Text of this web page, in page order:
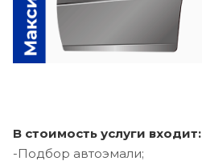
В стоимость услуги входит:
-Подбор автоэмали;